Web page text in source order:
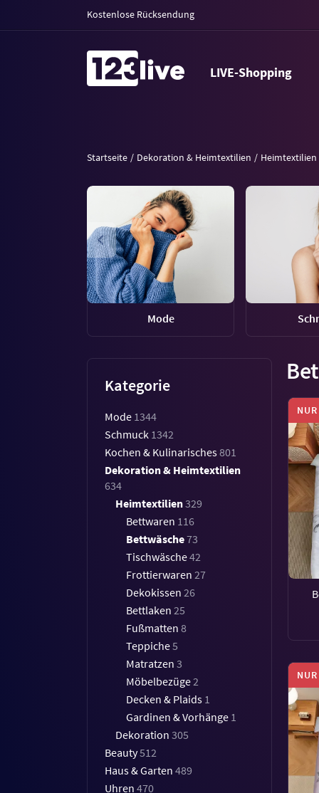
Kostenlose Rücksendung
LIVE-Shopping
Startseite Dekoration & Heimtextilien Heimtextilien
Mode
Kategorie
Mode 1344
Schmuck 1342
Kochen & Kulinarisches801
Dekoration & Heimtextilien
634
Heimtextilien329
Bettwaren 116
Bettwäsche73
Tischwäsche42
Frottierwaren 27
Dekokissen 26
Bettlaken 25
Fußmatten 8
Teppiche5
Matratzen 3
Möbelbezüge2
Decken & Plaids 1
Gardinen & Vorhänge 1
Dekoration 305
Beauty512
Haus & Garten 489
Uhren 470